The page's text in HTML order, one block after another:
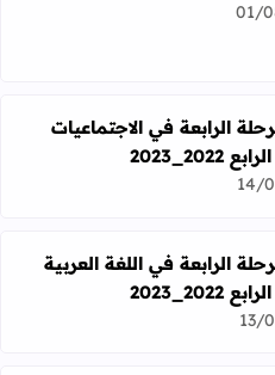
المستوى الرابع طبعة 2023-2024
01/
الرابعة في الاجتماعيات للمستوى الرابع
الرابعة في الاجتماعيات
14/
الرابعة في اللغة العربية للمستوى
الرابعة في اللغة العربية
13/